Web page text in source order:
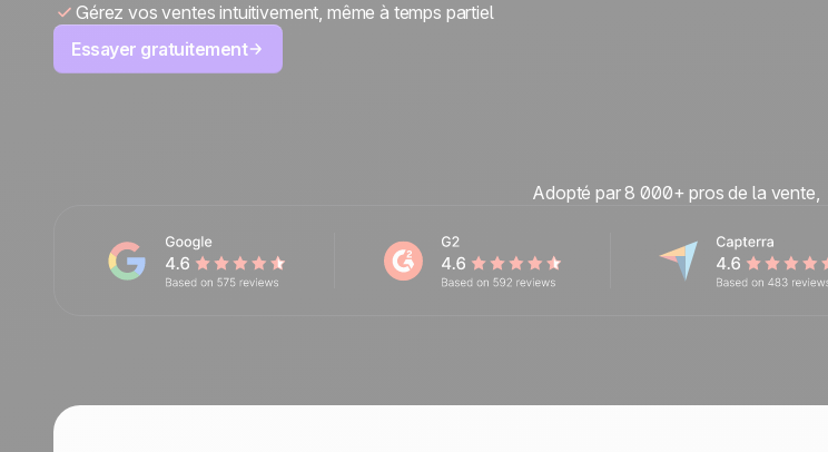
Nous contacter
Devenir partenaire
Gérez vos ventes intuitivement, même à temps partiel
Essayer gratuitement
Adopté par 8 000+ pros de la vente,